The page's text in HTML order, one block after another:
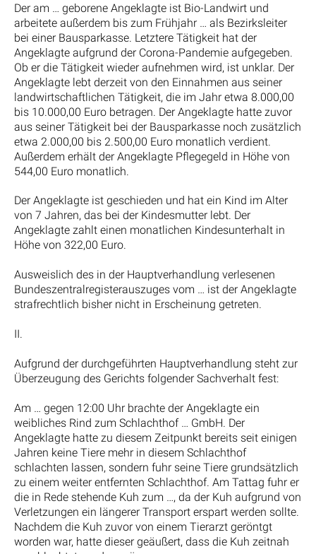
Der am … geborene Angeklagte ist Bio-Landwirt und
arbeitete außerdem bis zum Frühjahr … als Bezirksleiter
bei einer Bausparkasse. Letztere Tätigkeit hat der
Angeklagte aufgrund der Corona-Pandemie aufgegeben.
Ob er die Tätigkeit wieder aufnehmen wird, ist unklar. Der
Angeklagte lebt derzeit von den Einnahmen aus seiner
landwirtschaftlichen Tätigkeit, die im Jahr etwa 8.000,00
bis 10.000,00 Euro betragen. Der Angeklagte hatte zuvor
aus seiner Tätigkeit bei der Bausparkasse noch zusätzlich
etwa 2.000,00 bis 2.500,00 Euro monatlich verdient.
Außerdem erhält der Angeklagte Pflegegeld in Höhe von
544,00 Euro monatlich.
Der Angeklagte ist geschieden und hat ein Kind im Alter
von 7 Jahren, das bei der Kindesmutter lebt. Der
Angeklagte zahlt einen monatlichen Kindesunterhalt in
Höhe von 322,00 Euro.
Ausweislich des in der Hauptverhandlung verlesenen
Bundeszentralregisterauszuges vom … ist der Angeklagte
strafrechtlich bisher nicht in Erscheinung getreten.
II.
Aufgrund der durchgeführten Hauptverhandlung steht zur
Überzeugung des Gerichts folgender Sachverhalt fest:
Am … gegen 12:00 Uhr brachte der Angeklagte ein
weibliches Rind zum Schlachthof … GmbH. Der
Angeklagte hatte zu diesem Zeitpunkt bereits seit einigen
Jahren keine Tiere mehr in diesem Schlachthof
schlachten lassen, sondern fuhr seine Tiere grundsätzlich
zu einem weiter entfernten Schlachthof. Am Tattag fuhr er
die in Rede stehende Kuh zum …, da der Kuh aufgrund von
Verletzungen ein längerer Transport erspart werden sollte.
Nachdem die Kuh zuvor von einem Tierarzt geröntgt
worden war, hatte dieser geäußert, dass die Kuh zeitnah